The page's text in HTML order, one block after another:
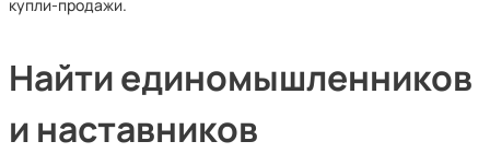
купли-продажи.
Найти единомышленников
и наставников